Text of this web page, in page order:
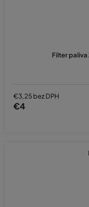
Filter paliva
€3,25 bez DPH
€4